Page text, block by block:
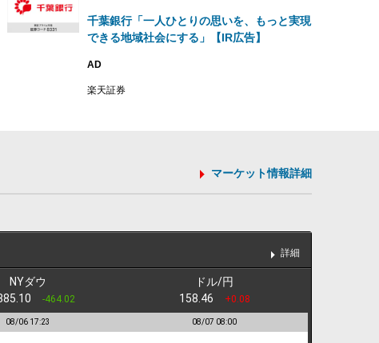
千葉銀行「一人ひとりの思いを、もっと実現
できる地域社会にする」【IR広告】
AD
楽天証券
マーケット情報詳細
詳細
NYダウ
-464.02
08/06 17:23
ドル/円
158.46
+0.08
08/07 08:00